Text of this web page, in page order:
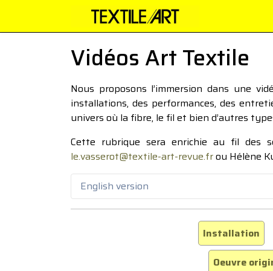
Vidéos Art Textile
Nous proposons l’immersion dans une
installations, des performances, des
univers où la fibre, le fil et bien d’autres
Cette rubrique sera enrichie au fil des
le.vasserot@textile-art-revue.frou Hélène
English version
Installation
Oeuvre